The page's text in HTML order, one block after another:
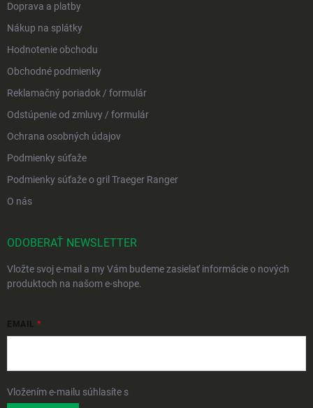
Doprava a platby
Nákup na splátky
Hodnotenie obchodu
Obchodné podmienky
Reklamačný poriadok / formulár
Odstúpenie od zmluvy / formulár
Ochrana osobných údajov
Podmienky súťaže
Podmienky súťaže o gril Traeger Ranger
O nás
ODOBERAŤ NEWSLETTER
Vložte svoj e-mail a my Vám budeme zasielať informácie o nových
produktoch na našom e-shope.
EMAIL
Vložením e-mailu súhlasíte s